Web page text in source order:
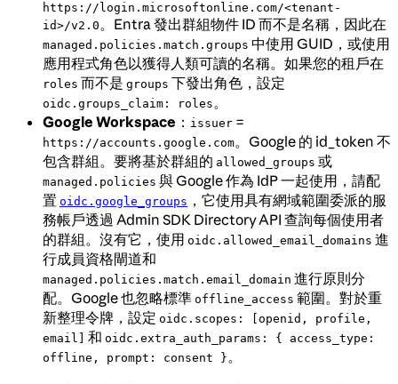
https://login.microsoftonline.com/<tenant-
id>/v2.0。Entra 發出群組物件 ID 而不是名稱，因此在
managed.policies.match.groups 中使用 GUID，或使用
應用程式角色以獲得人類可讀的名稱。如果您的租戶在
roles 而不是 groups 下發出角色，設定
oidc.groups_claim: roles。
Google Workspace ： issuer =
https://accounts.google.com。Google 的 id_token 不
包含群組。要將基於群組的 allowed_groups 或
managed.policies 與 Google 作為 IdP 一起使用，請配
置 oidc.google_groups ，它使用具有網域範圍委派的服
務帳戶透過 Admin SDK Directory API 查詢每個使用者
的群組。沒有它，使用 oidc.allowed_email_domains 進
行成員資格閘道和
managed.policies.match.email_domain 進行原則分
配。Google 也忽略標準 offline_access 範圍。對於重
新整理令牌，設定 oidc.scopes: [openid, profile,
email]
和 oidc.extra_auth_params: { access_type:
offline, prompt: consent }。